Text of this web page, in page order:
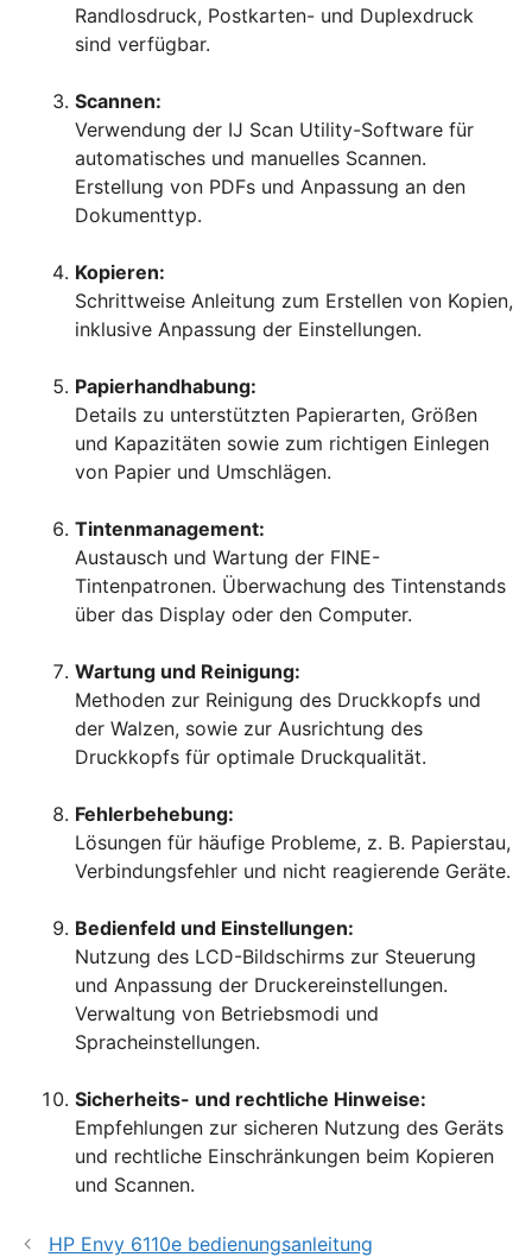
Randlosdruck, Postkarten- und Duplexdruck
sind verfügbar.
Scannen:
Verwendung der IJ Scan Utility-Software für
automatisches und manuelles Scannen.
Erstellung von PDFs und Anpassung an den
Dokumenttyp.
Kopieren:
Schrittweise Anleitung zum Erstellen von Kopien,
inklusive Anpassung der Einstellungen.
Papierhandhabung:
Details zu unterstützten Papierarten, Größen
und Kapazitäten sowie zum richtigen Einlegen
von Papier und Umschlägen.
Tintenmanagement:
Austausch und Wartung der FINE-
Tintenpatronen. Überwachung des Tintenstands
über das Display oder den Computer.
Wartung und Reinigung:
Methoden zur Reinigung des Druckkopfs und
der Walzen, sowie zur Ausrichtung des
Druckkopfs für optimale Druckqualität.
Fehlerbehebung:
Lösungen für häufige Probleme, z. B. Papierstau,
Verbindungsfehler und nicht reagierende Geräte.
Bedienfeld und Einstellungen:
Nutzung des LCD-Bildschirms zur Steuerung
und Anpassung der Druckereinstellungen.
Verwaltung von Betriebsmodi und
Spracheinstellungen.
Sicherheits- und rechtliche Hinweise:
Empfehlungen zur sicheren Nutzung des Geräts
und rechtliche Einschränkungen beim Kopieren
und Scannen.
HP Envy 6110e bedienungsanleitung